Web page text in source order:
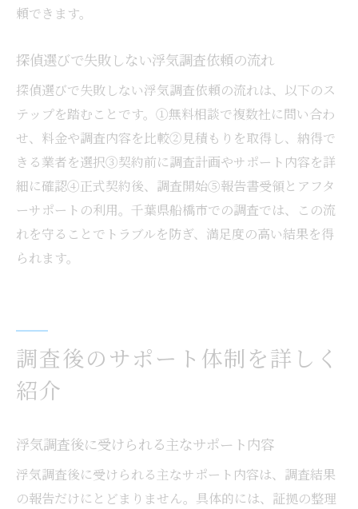
頼できます。
探偵選びで失敗しない浮気調査依頼の流れ
探偵選びで失敗しない浮気調査依頼の流れは、以下のス
テップを踏むことです。①無料相談で複数社に問い合わ
せ、料金や調査内容を比較②見積もりを取得し、納得で
きる業者を選択③契約前に調査計画やサポート内容を詳
細に確認④正式契約後、調査開始⑤報告書受領とアフタ
ーサポートの利用。千葉県船橋市での調査では、この流
れを守ることでトラブルを防ぎ、満足度の高い結果を得
られます。
調査後のサポート体制を詳しく
紹介
浮気調査後に受けられる主なサポート内容
浮気調査後に受けられる主なサポート内容は、調査結果
の報告だけにとどまりません。具体的には、証拠の整理